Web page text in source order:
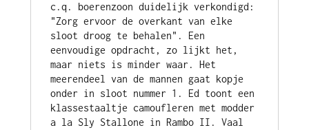
c.q. boerenzoon duidelijk verkondigd:
"Zorg ervoor de overkant van elke
sloot droog te behalen". Een
eenvoudige opdracht, zo lijkt het,
maar niets is minder waar. Het
meerendeel van de mannen gaat kopje
onder in sloot nummer 1. Ed toont een
klassestaaltje camoufleren met modder
a la Sly Stallone in Rambo II. Vaal